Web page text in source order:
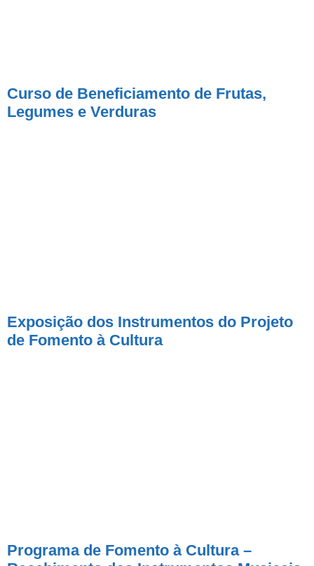
Curso de Beneficiamento de Frutas,
Legumes e Verduras
Exposição dos Instrumentos do Projeto
de Fomento à Cultura
Programa de Fomento à Cultura –